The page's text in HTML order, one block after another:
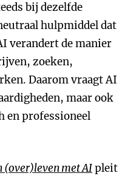
bij dezelfde
hulpmiddel dat
verandert de manier
zoeken,
Daarom vraagt AI
maar ook
en professioneel
(over)leven met AIpleit